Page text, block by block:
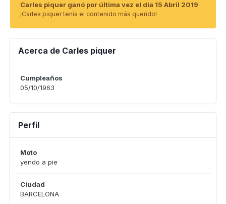
Carles piquer ganó por última vez el día 15 Abril 2019
¡Carles piquer tenía el contenido más querido!
Acerca de Carles piquer
Cumpleaños
05/10/1963
Perfil
Moto
yendo a pie
Ciudad
BARCELONA